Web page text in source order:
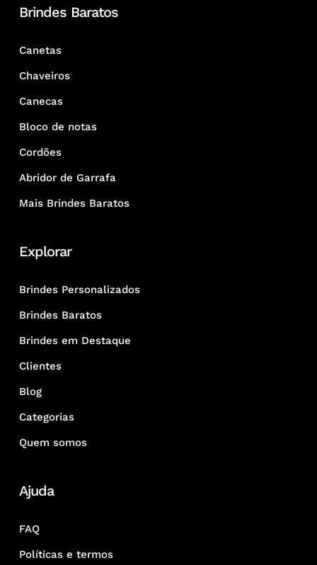
Brindes Baratos
Canetas
Chaveiros
Canecas
Bloco de notas
Cordões
Abridor de Garrafa
Mais Brindes Baratos
Explorar
Brindes Personalizados
Brindes Baratos
Brindes em Destaque
Clientes
Blog
Categorias
Quem somos
Ajuda
FAQ
Políticas e termos